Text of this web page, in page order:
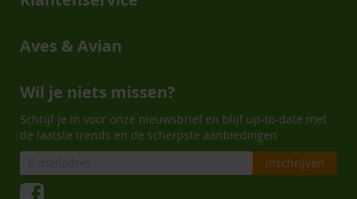
Aves & Avian
Wil je niets missen?
Schrijf je in voor onze nieuwsbrief en blijf up-to-date met
de laatste trends en de scherpste aanbiedingen
Inschrijven